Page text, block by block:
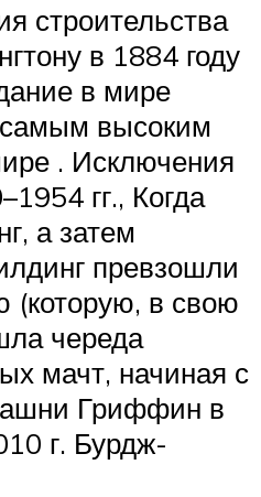
строительства
в 1884 году
в мире
высоким
. Исключения
гг., Когда
а затем
превзошли
в свою
череда
мачт, начиная с
Гриффин в
г. Бурдж-